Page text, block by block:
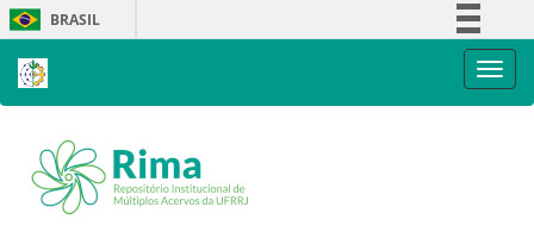
Skip
navigation
BRASIL